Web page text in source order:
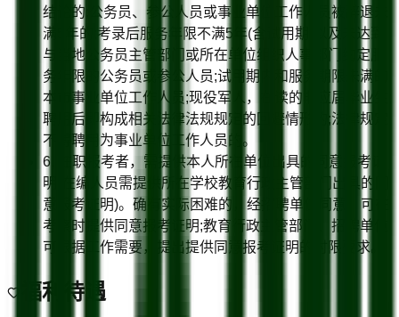
结论的;公务员、参公人员或事业单位工作人员被辞退未
满5年的;考录后服务年限不满5年(含试用期)以及未达到
与当地公务员主管部门或所在单位组织人事部门约定服
务年限的公务员或参公人员;试用期内和服务期限未满的
本市事业单位工作人员;现役军人，在读的非应届毕业生;
聘用后即构成相关法律法规规定的回避情形的;法律规定
不得聘用为事业单位工作人员的。
6. 在职报考者，需提供本人所在单位出具的同意报考证
明(在编人员需提供所在学校教育行政主管部门出具的同
意报考证明)。确有实际困难的，经招聘单位同意，可在
考察时提供同意报考证明;教育行政主管部门、招聘单位
可根据工作需要，提出提供同意报考证明的时限要求。
福利待遇